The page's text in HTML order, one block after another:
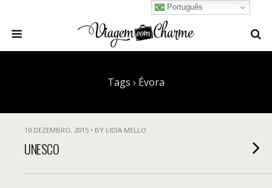
Tags › Évora
10 DEZEMBRO, 2015 • BY LIDIA MELLO
UNESCO
Português